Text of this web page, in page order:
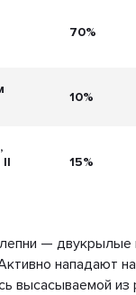
70%
10%
II
15%
— двукрылые
нападают
высасываемой